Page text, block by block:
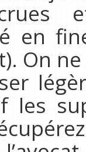
en
On
les